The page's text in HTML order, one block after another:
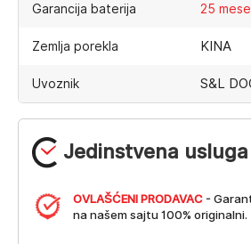
Jedinstvena usluga
OVLAŠĆENI PRODAVAC -
na našem sajtu 100% originalni.
Garancija baterija 25
Zemlja porekla KINA
Uvoznik S&L